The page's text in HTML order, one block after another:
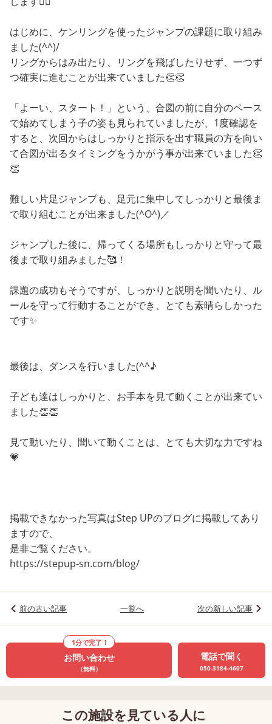
はじめに、ケンリングを使ったジャンプの課題に取り組み
ました(^^)/
リングからはみ出たり、リングを飛ばしたりせず、一つず
つ確実に進むことが出来ていました👏👏
「よーい、スタート！」という、合図の前に自分のペース
で始めてしまう子の姿も見られていましたが、1度確認を
すると、次回からはしっかりと指示を出す職員の方を向い
て合図が出るタイミングをうかがう事が出来ていました👏
👏
難しい片足ジャンプも、足元に集中してしっかりと最後ま
で取り組むことが出来ました(^O^)／
ジャンプした後に、帰ってくる場所もしっかりと守って最
後まで取り組みました🥰！
課題の成功もそうですが、しっかりと説明を聞いたり、ル
ールを守って行動することができ、とても素晴らしかった
です✨
最後は、ダンスを行いました(^^♪
子ども達はしっかりと、お手本を見て動くことが出来てい
ました👏👏
見て動いたり、聞いて動くことは、とても大切な力ですね
💗
掲載できなかった写真はStep UPのブログに掲載してあり
ますので、
是非ご覧ください。
https://stepup-sn.com/blog/
前の古い記事 一覧へ 次の新しい記事
1分で完了！
お問い合わせ
（無料）
電話で聞く
050-3184-4607
この施設を見ている人に